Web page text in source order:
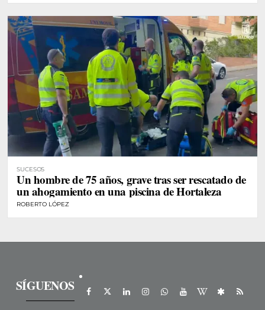
SUCESOS
Un hombre de 75 años, grave tras ser rescatado de
un ahogamiento en una piscina de Hortaleza
ROBERTO LÓPEZ
SÍGUENOS